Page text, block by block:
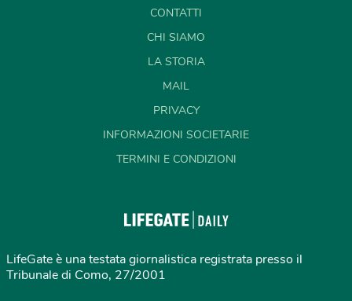
CONTATTI
CHI SIAMO
LA STORIA
MAIL
PRIVACY
INFORMAZIONI SOCIETARIE
TERMINI E CONDIZIONI
LifeGate è una testata giornalistica registrata presso il
Tribunale di Como, 27/2001